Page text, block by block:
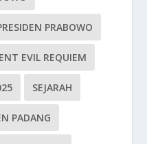
PRABOWO
EVIL REQUIEM
SEJARAH
PADANG